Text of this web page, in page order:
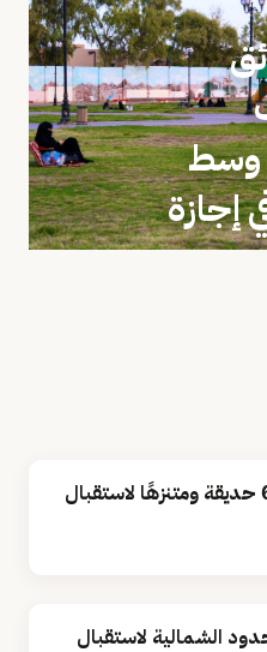
وسط
إجازة
أمانة عسير ترفع جاهزية 671 حديقة ومتنزهًا لاستقبال
بالحدود الشمالية لاستقبال